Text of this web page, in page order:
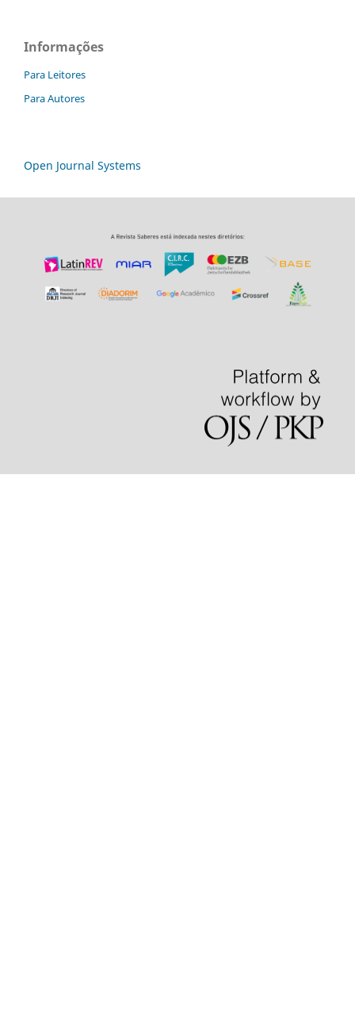
Informações
Para Leitores
Para Autores
Open Journal Systems